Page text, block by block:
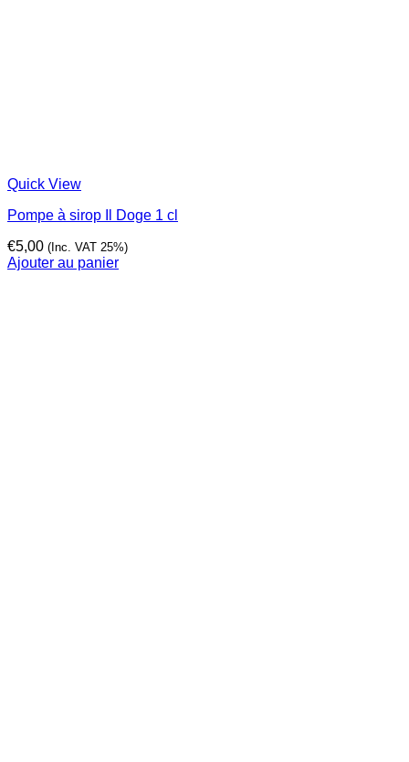
Quick View
Pompe à sirop Il Doge 1 cl
€5,00 (Inc. VAT 25%)
Ajouter au panier